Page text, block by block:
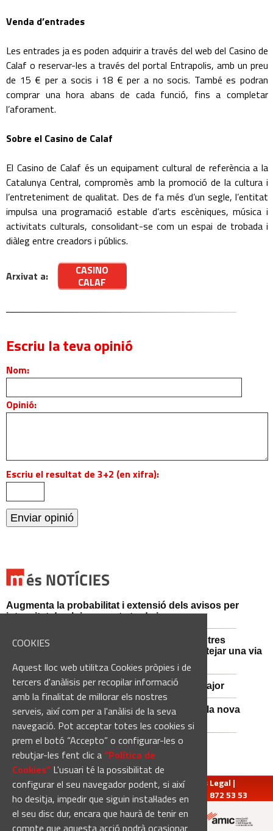
COOKIES
Aquest lloc web utilitza Cookies pròpies i de
tercers d'anàlisis per recopilar informació
amb la finalitat de millorar els nostres
serveis, així com per a l'anàlisi de la seva
navegació. Pot acceptar totes les cookies si
prem el botó “Accepto” o configurar-les o
rebutjar-les fent clic a“Política de
Cookies“ L'usuari té la possibilitat de
configurar el seu navegador podent, si així
ho desitja, impedir que siguin instal·lades en
el seu disc dur, encara que haurà de tenir en
compte que aquesta acció podrà ocasionar
Venda d’entrades
Les entrades ja es poden adquirir a través del web del Casino de
Calaf o reservar-les a través del portal Entrapolis, amb un preu
de 15 € per a socis i 18 € per a no socis. També es podran
comprar una hora abans de cada funció, fins a completar
l’aforament.
Sobre el Casino de Calaf
El Casino de Calaf és un equipament cultural de referència a la
Catalunya Central, compromès amb la promoció de la cultura i
l’entreteniment de qualitat. Des de fa més d’un segle, l’entitat
impulsa una programació estable d’arts escèniques, música i
activitats culturals, consolidant-se com un espai de trobada i
diàleg entre creadors i públics.
Arxivat a:
CASINO
CALAF
Escriu la teva opinió
Nom:
Opinió:
Escriu el resultat de 3+2 (en xifra):
Augmenta la probabilitat i extensió dels avisos per
intensitat de pluja aquesta tarda i vespre
Mossos d'Esquadra i Guàrdia Civil detenen tres
persones i n'investiguen una altra per sabotejar una via
fèrria al Bages
Viladordis es prepara per una nova Festa Major
Sant Vicenç de Castellet inicia les obres de la nova
comissaria de la Policia Local
redaccio@manresadiari.cat|Qui som Avís Legal |
Pompeu Fabra, 7-13, 08240-Manresa | Tel.: 93 872 53 53